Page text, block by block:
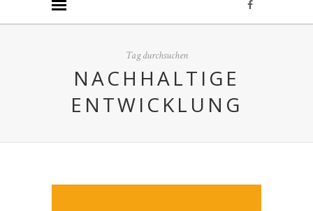
Tag durchsuchen
NACHHALTIGE
ENTWICKLUNG